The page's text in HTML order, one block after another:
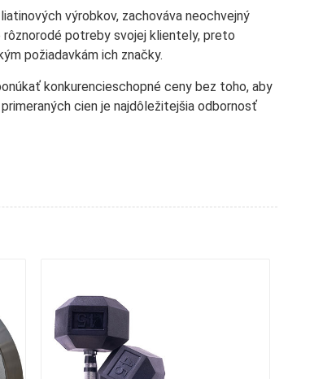
výrobkov, zachováva neochvejný
potreby svojej klientely, preto
požiadavkám ich značky.
konkurencieschopné ceny bez toho, aby
cien je najdôležitejšia odbornosť